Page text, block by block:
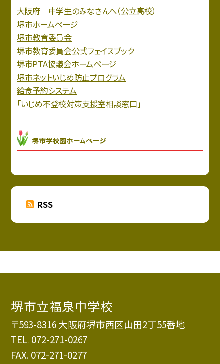
大阪府 中学生のみなさんへ（公立高校）
堺市ホームページ
堺市教育委員会
堺市教育委員会公式フェイスブック
堺市PTA協議会ホームページ
堺市ネットいじめ防止プログラム
給食予約システム
「いじめ不登校対策支援室相談窓口」
堺市学校園ホームページ
RSS
堺市立福泉中学校
〒593-8316 大阪府堺市西区山田2丁55番地
TEL. 072-271-0267
FAX. 072-271-0277